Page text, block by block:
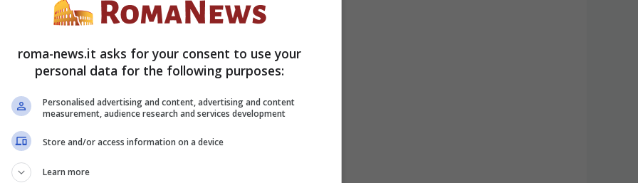
è legato sentimentale alla nota
di Milly Carlucci. La coppia, dopo essere
Sofia Nicola e Vittoria Sidney.
roma-news.it asks for your consent to use your
personal data for the following purposes:
Personalised advertising and content, advertising and content
measurement, audience research and services development
Store and/or access information on a device
Learn more